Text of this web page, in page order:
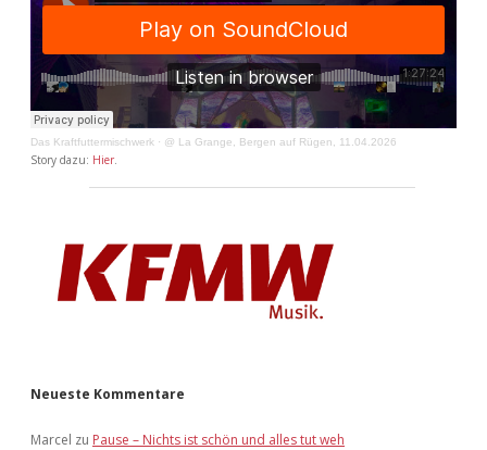
Das Kraftfuttermischwerk · @ La Grange, Bergen auf Rügen, 11.04.2026
Story dazu: Hier.
Neueste Kommentare
Marcel zu Pause – Nichts ist schön und alles tut weh